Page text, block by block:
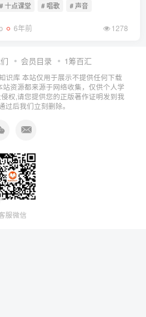
# 十点课堂 # 唱歌 # 声音
6年前 1278
会员目录 1筹百汇
识库 本站仅用于展示不提供任何下载
资源都来源于网络收集，仅供个人学
权,请您提供您的正版著作证明发到我
过后我们立刻删除。
服微信